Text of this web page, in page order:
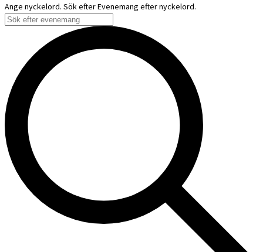
Ange nyckelord. Sök efter Evenemang efter nyckelord.